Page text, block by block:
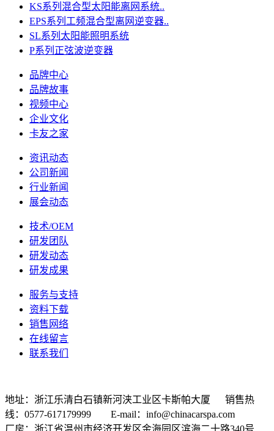
KS系列混合型太阳能离网系统..
EPS系列工频混合型离网逆变器..
SL系列太阳能照明系统
P系列正弦波逆变器
品牌中心
品牌故事
视频中心
企业文化
卡友之家
资讯动态
公司新闻
行业新闻
展会动态
技术/OEM
研发团队
研发动态
研发成果
服务与支持
资料下载
销售网络
在线留言
联系我们
地址：浙江乐清白石镇新河浃工业区卡斯帕大厦 销售热
线：0577-617179999 E-mail：info@chinacarspa.com
厂房：浙江省温州市经济开发区金海园区滨海二十路340号